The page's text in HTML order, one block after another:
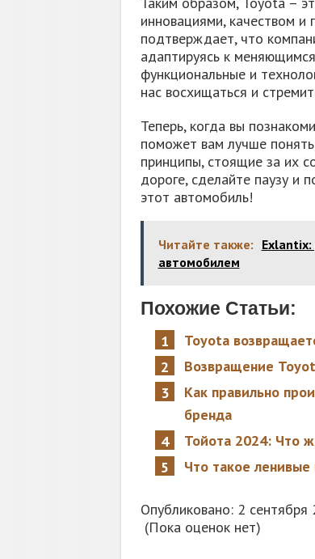
инновациями, качеством
подтверждает, что
адаптируясь к
функциональные и
нас восхищаться и
Теперь, когда вы
поможет вам лучше
принципы, стоящие за их
дороге, сделайте паузу и
этот автомобиль!
Читайте также: Exlantix:
автомобилем
Похожие Статьи:
Toyota
Возвращение
Как правильно
бренда
Тойота 2024: Что
Что такое ленивые
Опубликовано: 2 сентября
(Пока оценок нет)